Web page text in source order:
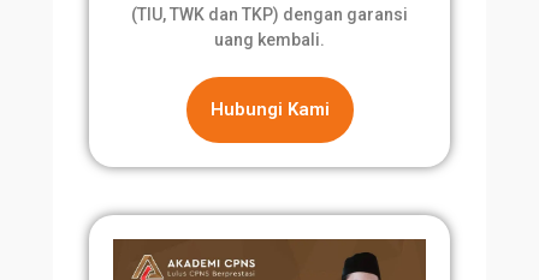
(TIU, TWK dan TKP) dengan garansi
uang kembali.
Hubungi Kami